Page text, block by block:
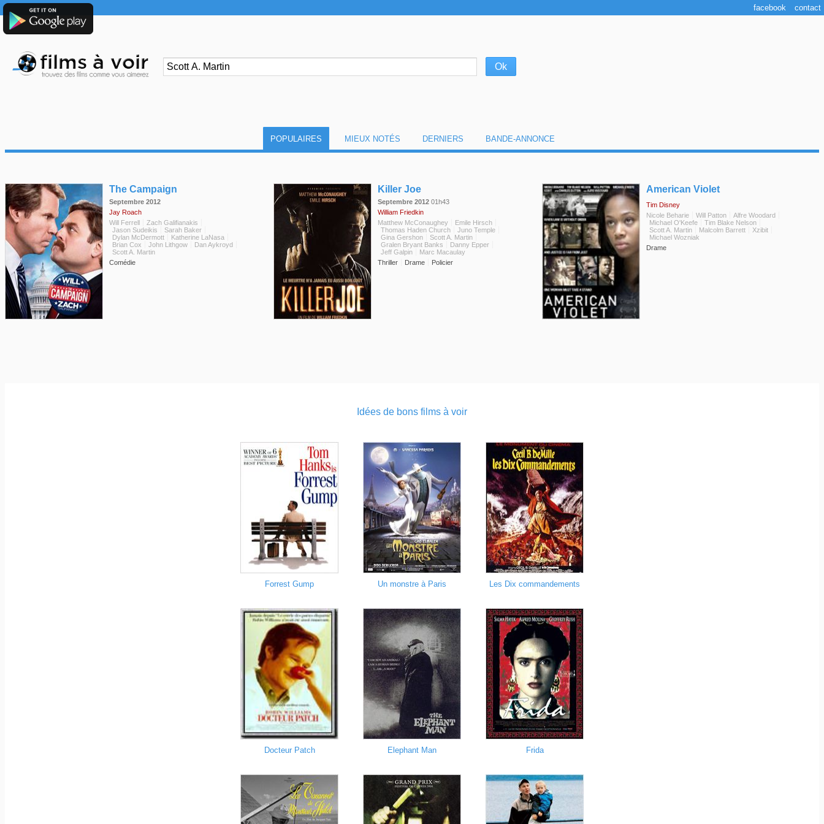
POPULAIRES MIEUX NOTÉS DERNIERS BANDE-ANNONCE
The Campaign
Septembre 2012
Jay Roach
Will Ferrell
Zach Galifianakis
Jason Sudeikis
Sarah Baker
Dylan McDermott
Katherine LaNasa
Brian Cox
John Lithgow
Dan Aykroyd
Scott A. Martin
Comédie
Killer Joe
Septembre 201201h43
William Friedkin
Matthew McConaughey
Emile Hirsch
Thomas Haden Church
Juno Temple
Gina Gershon
Scott A. Martin
Gralen Bryant Banks
Danny Epper
Jeff Galpin
Marc Macaulay
Thriller
Drame Policier
American Violet
Tim Disney
Nicole Beharie
Will Patton
Alfre Woodard
Michael O'Keefe
Tim Blake Nelson
Scott A. Martin
Malcolm Barrett
Xzibit
Michael Wozniak
Drame
Idées de bons films à voir
Forrest Gump Un monstre à Paris Les Dix commandements
Docteur Patch Elephant Man Frida
facebook contact